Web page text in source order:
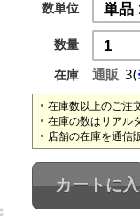
数単位
数量
在庫
通販 3(
在庫数以上のご注
在庫の数はリアル
店舗の在庫を通信
カートに